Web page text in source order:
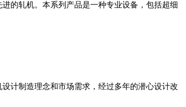
的轧机。本系列产品是一种专业设备，包括超细
计制造理念和市场需求，经过多年的潜心设计改